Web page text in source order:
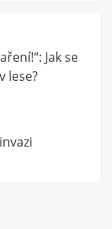
Jak se
lese?